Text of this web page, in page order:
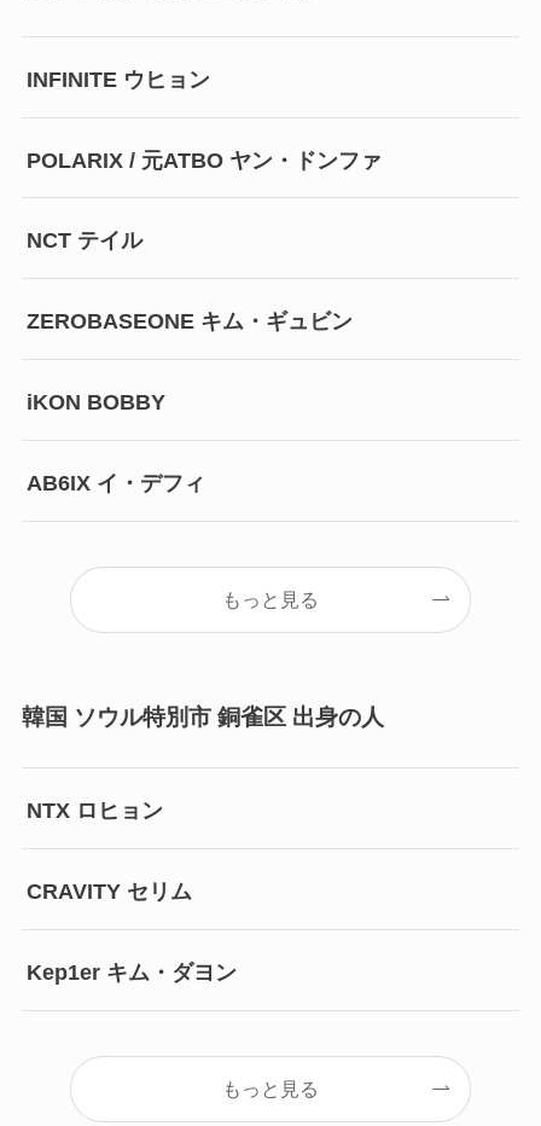
INFINITE ウヒョン
POLARIX / 元ATBO ヤン・ドンファ
NCT テイル
ZEROBASEONE キム・ギュビン
iKON BOBBY
AB6IX イ・デフィ
もっと見る
韓国 ソウル特別市 銅雀区 出身の人
NTX ロヒョン
CRAVITY セリム
Kep1er キム・ダヨン
もっと見る